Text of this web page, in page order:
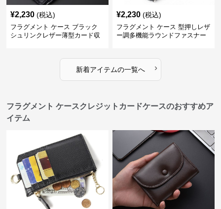
¥2,230 (税込)
フラグメント ケース ブラック
シュリンクレザー薄型カード収
¥2,230 (税込)
フラグメント ケース 型押しレザ
ー調多機能ラウンドファスナー
新着アイテムの一覧へ ›
フラグメント ケースクレジットカードケースのおすすめア
イテム